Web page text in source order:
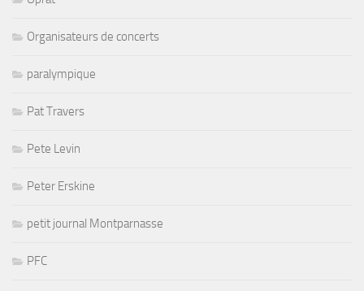
Organisateurs de concerts
paralympique
Pat Travers
Pete Levin
Peter Erskine
petit journal Montparnasse
PFC